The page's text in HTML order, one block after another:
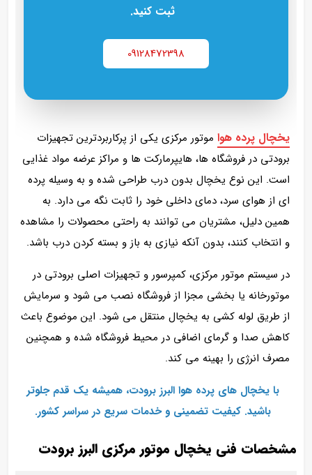
ثبت کنید.
09128472398
یخچال پرده هوا موتور مرکزی یکی از پرکاربردترین تجهیزات
برودتی در فروشگاه‌ ها، هایپرمارکت‌ ها و مراکز عرضه مواد غذایی
است. این نوع یخچال بدون درب طراحی شده و به وسیله‌ پرده‌
ای از هوای سرد، دمای داخلی خود را ثابت نگه می‌ دارد. به
همین دلیل، مشتریان می‌ توانند به‌ راحتی محصولات را مشاهده
و انتخاب کنند، بدون آنکه نیازی به باز و بسته کردن درب باشد.
در سیستم موتور مرکزی، کمپرسور و تجهیزات اصلی برودتی در
موتورخانه یا بخشی مجزا از فروشگاه نصب می‌ شود و سرمایش
از طریق لوله‌ کشی به یخچال منتقل می‌ شود. این موضوع باعث
کاهش صدا و گرمای اضافی در محیط فروشگاه شده و همچنین
مصرف انرژی را بهینه می‌ کند.
با یخچال‌ های پرده هوا البرز برودت، همیشه یک قدم جلوتر
باشید. کیفیت تضمینی و خدمات سریع در سراسر کشور.
مشخصات فنی یخچال موتور مرکزی البرز برودت